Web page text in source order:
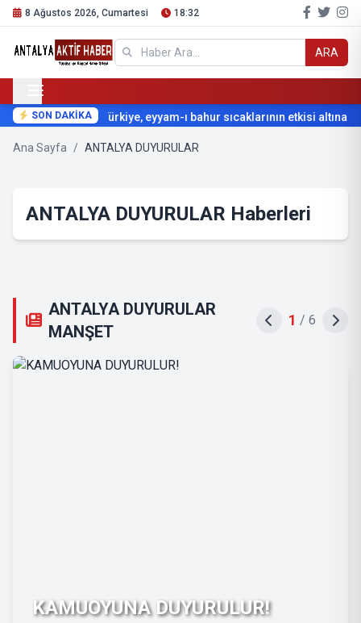
8 Ağustos 2026, Cumartesi 18:32
ARA
SON DAKİKATürkiye, eyyam-ı bahur sıcaklarının etkisi altına
Ana Sayfa / ANTALYA DUYURULAR
ANTALYA DUYURULAR Haberleri
ANTALYA DUYURULAR
MANŞET
2 / 6
DUYURU